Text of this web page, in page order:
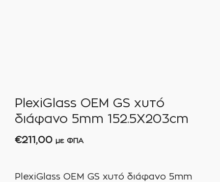
PlexiGlass OEM GS χυτό
διάφανο 5mm 152.5X203cm
€211,00 με ΦΠΑ
PlexiGlass OEM GS χυτό διάφανο 5mm